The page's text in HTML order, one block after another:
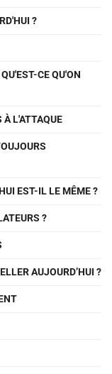
?
CE QU'ON
À L'ATTAQUE
EST-IL LE MÊME ?
?
AUJOURD’HUI ?